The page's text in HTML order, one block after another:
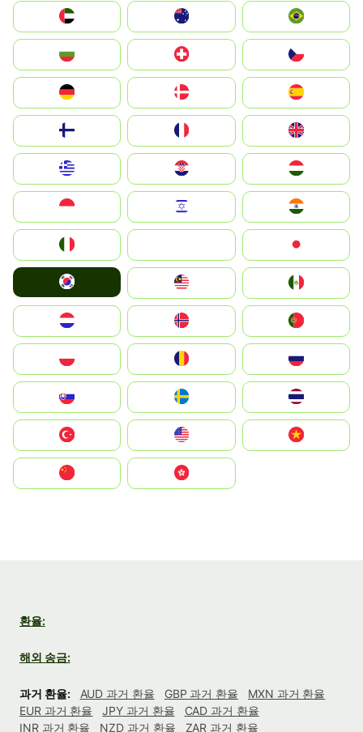
الإمارات العربية المتحدة
Switzerland
Deutschland
United Kingdom
Magyarország
South Korea
United States
中國香港特別行政區
환율:
해외 송금:
과거 환율: AUD 과거 환율 GBP 과거 환율
MXN 과거 환율
EUR 과거 환율
JPY 과거 환율
CAD 과거 환율
INR 과거 환율
NZD 과거 환율
ZAR 과거 환율